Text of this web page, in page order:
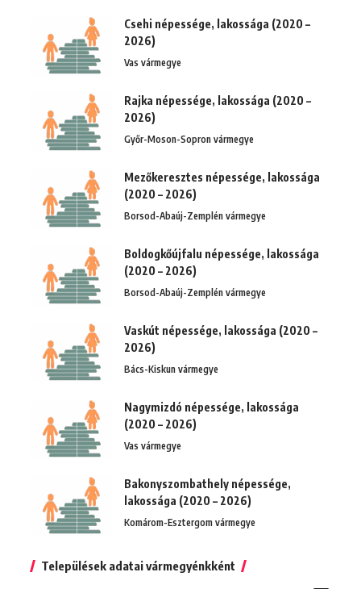
Csehi népessége, lakossága (2020 –
2026)
Vas vármegye
Rajka népessége, lakossága (2020 –
2026)
Győr-Moson-Sopron vármegye
Mezőkeresztes népessége, lakossága
(2020 – 2026)
Borsod-Abaúj-Zemplén vármegye
Boldogkőújfalu népessége, lakossága
(2020 – 2026)
Borsod-Abaúj-Zemplén vármegye
Vaskút népessége, lakossága (2020 –
2026)
Bács-Kiskun vármegye
Nagymizdó népessége, lakossága
(2020 – 2026)
Vas vármegye
Bakonyszombathely népessége,
lakossága (2020 – 2026)
Komárom-Esztergom vármegye
Települések adatai vármegyénkként